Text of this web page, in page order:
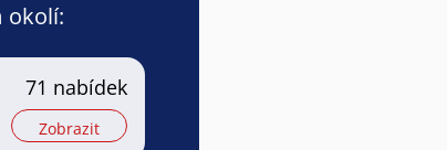
okolí:
71 nabídek
Zobrazit